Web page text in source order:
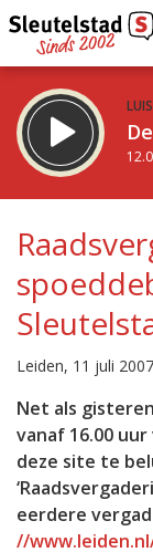
De avond
18.00 - 19.00 uur
Vorig uur
Inklappen
Leiden, 11 juli
Net als
vanaf 16.00
deze site te
eerdere
//